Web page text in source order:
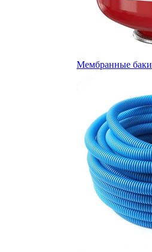
Мембранные баки